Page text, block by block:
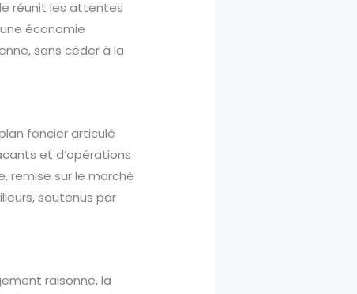
réunit les attentes
économie
sans céder à la
foncier articulé
et d’opérations
remise sur le marché
soutenus par
raisonné, la